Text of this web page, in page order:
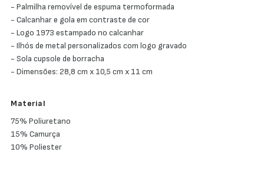
- Palmilha removível de espuma termoformada
- Calcanhar e gola em contraste de cor
- Logo 1973 estampado no calcanhar
- Ilhós de metal personalizados com logo gravado
- Sola cupsole de borracha
- Dimensões: 28,8 cm x 10,5 cm x 11 cm
Material
75% Poliuretano
15% Camurça
10% Poliester